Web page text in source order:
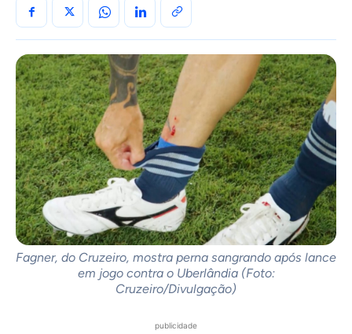
Fagner, do Cruzeiro, mostra perna sangrando após lance
em jogo contra o Uberlândia (Foto:
Cruzeiro/Divulgação)
publicidade